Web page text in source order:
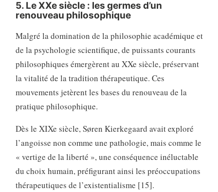
5. Le XXe siècle : les germes d’un
renouveau philosophique
Malgré la domination de la philosophie académique et
de la psychologie scientifique, de puissants courants
philosophiques émergèrent au XXe siècle, préservant
la vitalité de la tradition thérapeutique. Ces
mouvements jetèrent les bases du renouveau de la
pratique philosophique.
Dès le XIXe siècle, Søren Kierkegaard avait exploré
l’angoisse non comme une pathologie, mais comme le
« vertige de la liberté », une conséquence inéluctable
du choix humain, préfigurant ainsi les préoccupations
thérapeutiques de l’existentialisme [15].